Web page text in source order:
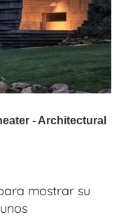
mostrar su